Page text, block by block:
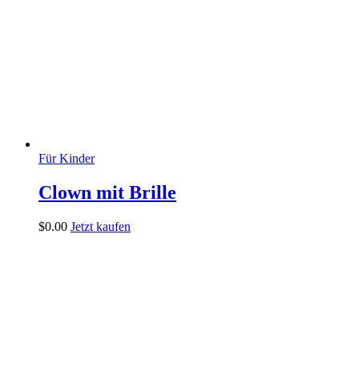
Für Kinder
Clown mit Brille
$0.00 Jetzt kaufen